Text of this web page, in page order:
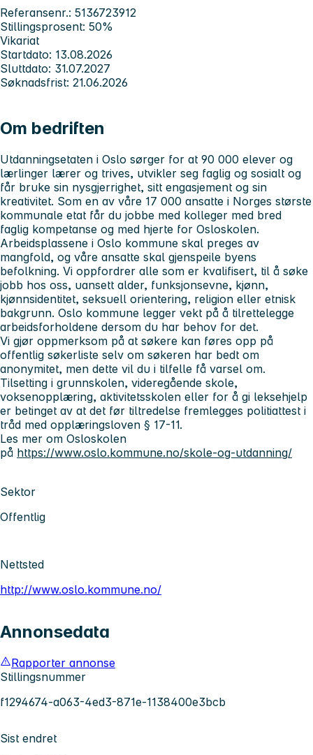
Referansenr.: 5136723912
Stillingsprosent: 50%
Vikariat
Startdato: 13.08.2026
Sluttdato: 31.07.2027
Søknadsfrist: 21.06.2026
Om bedriften
Utdanningsetaten i Oslo sørger for at 90 000 elever og
lærlinger lærer og trives, utvikler seg faglig og sosialt og
får bruke sin nysgjerrighet, sitt engasjement og sin
kreativitet. Som en av våre 17 000 ansatte i Norges største
kommunale etat får du jobbe med kolleger med bred
faglig kompetanse og med hjerte for Osloskolen.
Arbeidsplassene i Oslo kommune skal preges av
mangfold, og våre ansatte skal gjenspeile byens
befolkning. Vi oppfordrer alle som er kvalifisert, til å søke
jobb hos oss, uansett alder, funksjonsevne, kjønn,
kjønnsidentitet, seksuell orientering, religion eller etnisk
bakgrunn. Oslo kommune legger vekt på å tilrettelegge
arbeidsforholdene dersom du har behov for det.
Vi gjør oppmerksom på at søkere kan føres opp på
offentlig søkerliste selv om søkeren har bedt om
anonymitet, men dette vil du i tilfelle få varsel om.
Tilsetting i grunnskolen, videregående skole,
voksenopplæring, aktivitetsskolen eller for å gi leksehjelp
er betinget av at det før tiltredelse fremlegges politiattest i
tråd med opplæringsloven § 17-11.
Les mer om Osloskolen
på https://www.oslo.kommune.no/skole-og-utdanning/
Sektor
Offentlig
Nettsted
http://www.oslo.kommune.no/
Annonsedata
Rapporter annonse
Stillingsnummer
f1294674-a063-4ed3-871e-1138400e3bcb
Sist endret